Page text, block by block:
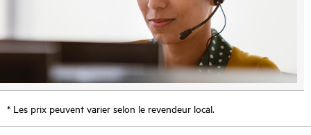
* Les prix peuvent varier selon le revendeur local.